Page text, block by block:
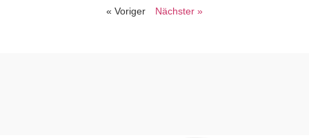
« Voriger Nächster »